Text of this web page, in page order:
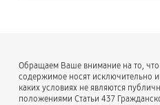
Обращаем Ваше внимание на то, что
содержимое носят исключительно
каких условиях не являются
положениями Статьи 437